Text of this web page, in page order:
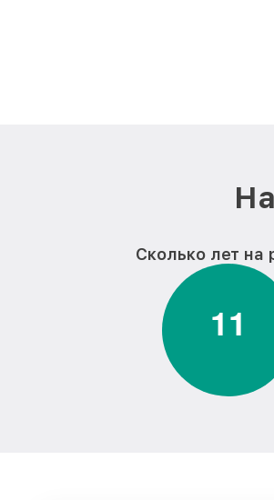
Сколько лет на
11